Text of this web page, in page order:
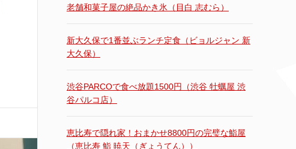
老舗和菓子屋の絶品かき氷（目白 志むら）
新大久保で1番並ぶランチ定食（ビョルジャン 新
大久保）
渋谷PARCOで食べ放題1500円（渋谷 牡蠣屋 渋
谷パルコ店）
恵比寿で隠れ家！おまかせ8800円の完璧な鮨屋
（恵比寿 鮨 暁天（ぎょうてん））